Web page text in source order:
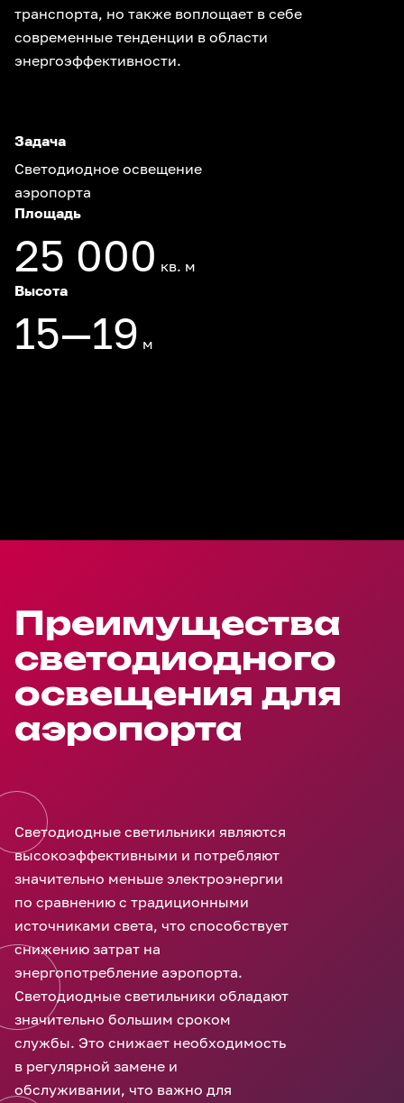
транспорта, но также воплощает в себе
современные тенденции в области
энергоэффективности.
Задача
Светодиодное освещение
аэропорта
Площадь
25 000 кв. м
Высота
15—19 м
Преимущества
светодиодного
освещения для
аэропорта
Светодиодные светильники являются
высокоэффективными и потребляют
значительно меньше электроэнергии
по сравнению с традиционными
источниками света, что способствует
снижению затрат на
энергопотребление аэропорта.
Светодиодные светильники обладают
значительно большим сроком
службы. Это снижает необходимость
в регулярной замене и
обслуживании, что важно для